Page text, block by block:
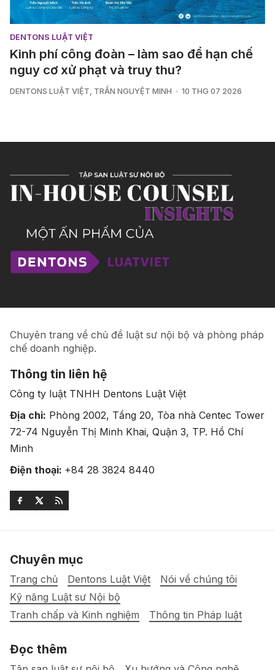
DENTONS LUẬT VIỆT
Kinh phí công đoàn – làm sao để hạn chế
nguy cơ xử phạt và truy thu?
DENTONS LUẬT VIỆT TRẦN NGUYỆT MINH 10 THG 07 2026
Chuyên trang về chủ đề luật sư nội bộ và phòng pháp
chế doanh nghiệp.
Thông tin liên hệ
Công ty luật TNHH Dentons Luật Việt
Địa chỉ: Phòng 2002, Tầng 20, Tòa nhà Centec Tower
72-74 Nguyễn Thị Minh Khai, Quận 3, TP. Hồ Chí
Minh
Điện thoại: +84 28 3824 8440
Chuyên mục
Trang chủ Dentons Luật Việt
Nói về chúng tôi
Kỹ năng Luật sư Nội bộ
Tranh chấp và Kinh nghiệm
Thông tin Pháp luật
Đọc thêm